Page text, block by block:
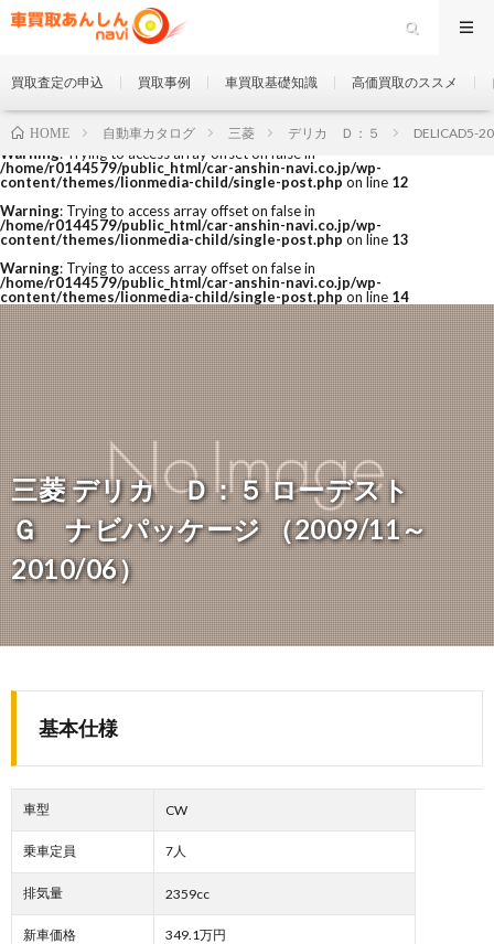
Warning: Trying to access array offset on false in
/home/r0144579/public_html/car-anshin-navi.co.jp/wp-
content/themes/lionmedia-child/single-post.php on line 12
Warning: Trying to access array offset on false in
/home/r0144579/public_html/car-anshin-navi.co.jp/wp-
content/themes/lionmedia-child/single-post.php on line 13
Warning: Trying to access array offset on false in
/home/r0144579/public_html/car-anshin-navi.co.jp/wp-
content/themes/lionmedia-child/single-post.php on line 14
買取査定の申込 買取事例 車買取基礎知識 高価買取のススメ
三菱 デリカ Ｄ：５ ローデスト
Ｇ ナビパッケージ （2009/11～
2010/06）
HOME 自動車カタログ 三菱 デリカ Ｄ：５ DELICAD5-
基本仕様
車型 CW
乗車定員 7人
排気量 2359cc
新車価格 349.1万円